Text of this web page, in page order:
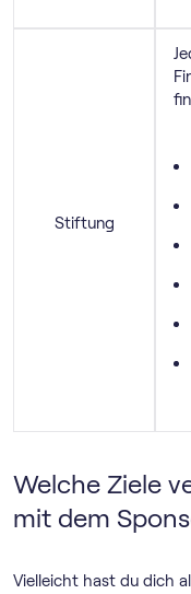
Stiftung
Welche Ziele
mit dem
Vielleicht hast du dich